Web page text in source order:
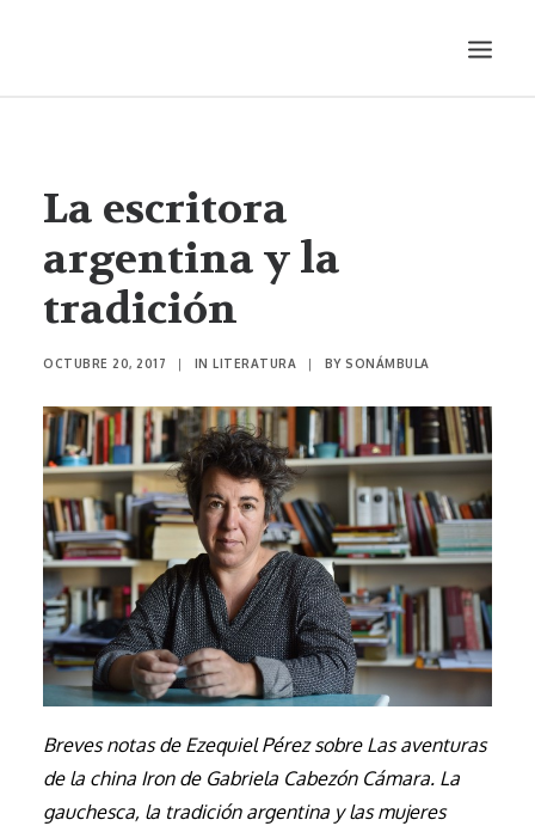
ENTREVISTAS
HISTORIETA
MÚSICA
SONÁMBULA
SYNCO
La escritora
argentina y la
tradición
OCTUBRE 20, 2017 | IN LITERATURA | BY SONÁMBULA
Breves notas de Ezequiel Pérez sobre Las aventuras
de la china Iron de Gabriela Cabezón Cámara. La
gauchesca, la tradición argentina y las mujeres